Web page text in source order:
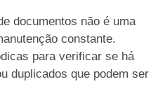
documentos não é uma
constante.
para verificar se há
duplicados que podem ser